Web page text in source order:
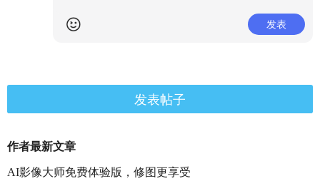
发表
发表帖子
作者最新文章
AI影像大师免费体验版，修图更享受